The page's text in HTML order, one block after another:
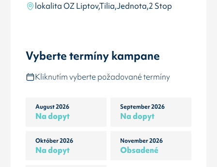
lokalita OZ Liptov,Tilia,Jednota,2 Stop
Vyberte termíny kampane
Kliknutím vyberte požadované termíny
August 2026
Na dopyt
September 2026
Na dopyt
Október 2026
Na dopyt
November 2026
Obsadené